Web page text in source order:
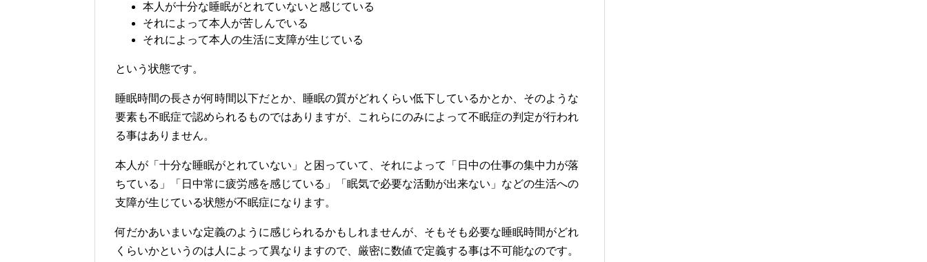
本人が十分な睡眠がとれていないと感じている
それによって本人が苦しんでいる
それによって本人の生活に支障が生じている
という状態です。
睡眠時間の長さが何時間以下だとか、睡眠の質がどれくらい低下しているかとか、そのような
要素も不眠症で認められるものではありますが、これらにのみによって不眠症の判定が行われ
る事はありません。
本人が「十分な睡眠がとれていない」と困っていて、それによって「日中の仕事の集中力が落
ちている」「日中常に疲労感を感じている」「眠気で必要な活動が出来ない」などの生活への
支障が生じている状態が不眠症になります。
何だかあいまいな定義のように感じられるかもしれませんが、そもそも必要な睡眠時間がどれ
くらいかというのは人によって異なりますので、厳密に数値で定義する事は不可能なのです。